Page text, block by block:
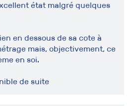
état malgré quelques
en dessous de sa cote à
mais, objectivement, ce
en soi.
de suite